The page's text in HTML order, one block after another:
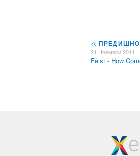
<< ПРЕДИШНО
21 Ноември 2011
Feist - How